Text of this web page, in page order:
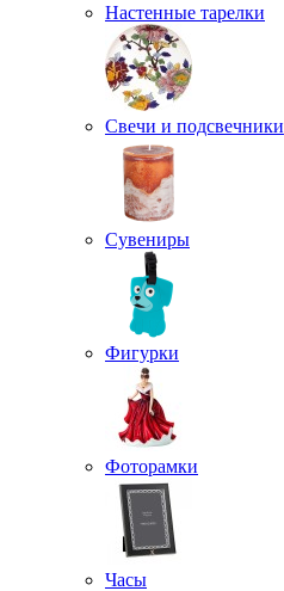
Настенные тарелки
Свечи и подсвечники
Сувениры
Фигурки
Фоторамки
Часы